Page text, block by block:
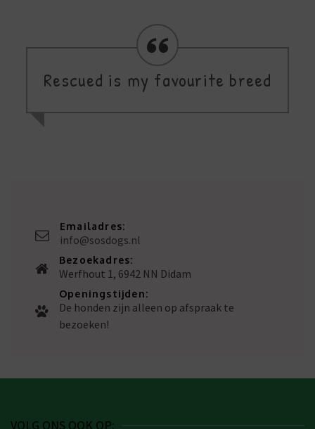
Rescued is my favourite breed
Emailadres:
info@sosdogs.nl
Bezoekadres:
Werfhout 1, 6942 NN Didam
Openingstijden:
De honden zijn alleen op afspraak te
bezoeken!
VOLG ONS OOK OP: